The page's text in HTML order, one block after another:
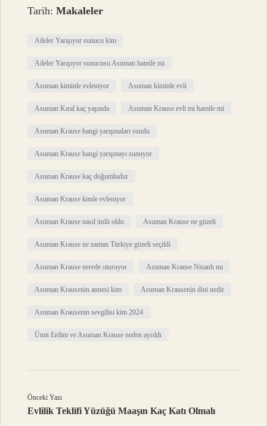
Tarih:Makaleler
Aileler Yarışıyor sunucu kim
Aileler Yarışıyor sunucusu Asuman hamile mi
Asuman kiminle evleniyor Asuman kiminle evli
Asuman Kıral kaç yaşında Asuman Krause evli mi hamile mi
Asuman Krause hangi yarışmaları sundu
Asuman Krause hangi yarışmayı sunuyor
Asuman Krause kaç doğumludur
Asuman Krause kimle evleniyor
Asuman Krause nasıl ünlü oldu Asuman Krause ne güzeli
Asuman Krause ne zaman Türkiye güzeli seçildi
Asuman Krause nerede oturuyor Asuman Krause Nisanlı mı
Asuman Krausenin annesi kim Asuman Krausenin dini nedir
Asuman Krausenin sevgilisi kim 2024
Ümit Erdim ve Asuman Krause neden ayrıldı
Önceki Yazı
Evlilik Teklifi Yüzüğü Maaşın Kaç Katı Olmalı